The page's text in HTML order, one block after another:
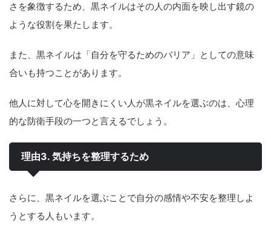
さを象徴するため、黒ネイルはその人の内面を映し出す鏡の
ような役割を果たします。
また、黒ネイルは「自分を守るためのバリア」としての意味
合いも持つことがあります。
他人に対して心を開きにくい人が黒ネイルを選ぶのは、心理
的な防衛手段の一つと言えるでしょう。
理由3. 気持ちを整理するため
さらに、黒ネイルを選ぶことで自分の感情や不安を整理しよ
うとする人もいます。